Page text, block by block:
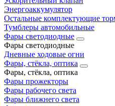
Энергоаккумулятор
Остальные комплектующие
Тумблеры автомобильные
Фары светодиодные
Фары светодиодные
Дневные ходовые огни
Фары, стёкла, оптика
Фары, стёкла, оптика
Фары прожекторы
Фары рабочего света
Фары ближнего света